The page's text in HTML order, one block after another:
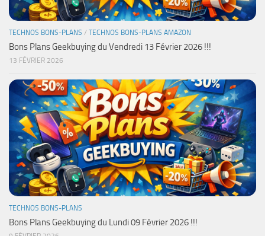
TECHNOS BONS-PLANS / TECHNOS BONS-PLANS AMAZON
Bons Plans Geekbuying du Vendredi 13 Février 2026 !!!
13 FÉVRIER 2026
TECHNOS BONS-PLANS
Bons Plans Geekbuying du Lundi 09 Février 2026 !!!